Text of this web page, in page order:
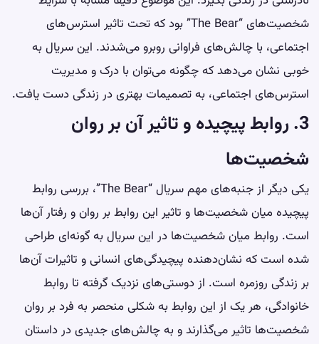
شخصیت‌های “The Bear” بود که تحت تاثیر استرس‌های
اجتماعی، با چالش‌های فراوانی روبرو می‌شدند. این سریال به
خوبی نشان می‌دهد که چگونه می‌توان با درک و مدیریت
استرس‌های اجتماعی، به تصمیمات بهتری در زندگی دست یافت.
3. روابط پیچیده و تاثیر آن بر روان
شخصیت‌ها
یکی دیگر از جنبه‌های مهم سریال “The Bear”، بررسی روابط
پیچیده میان شخصیت‌ها و تاثیر این روابط بر روان و رفتار آن‌ها
است. روابط میان شخصیت‌ها در این سریال به گونه‌ای طراحی
شده است که نشان‌دهنده پیچیدگی‌های انسانی و تاثیرات آن‌ها
بر زندگی روزمره است. از دوستی‌های نزدیک گرفته تا روابط
خانوادگی، هر یک از این روابط به شکلی منحصر به فرد بر روان
شخصیت‌ها تاثیر می‌گذارند و به چالش‌های جدیدی در داستان